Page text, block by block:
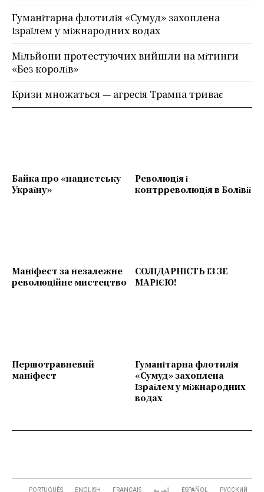
Байка про «нацистську
Україну»
Революція і
контрреволюція в Болівії
Маніфест за незалежне
революційне мистецтво
СОЛІДАРНІСТЬ ІЗ ЗЕ
МАРІЄЮ!
Першотравневий
маніфест
Гуманітарна флотилія
«Сумуд» захоплена
Ізраїлем у міжнародних
водах
Гуманітарна флотилія «Сумуд» захоплена
Ізраїлем у міжнародних водах
Мільйони протестуючих вийшли на мітинги
«Без королів»
Кризи множаться — агресія Трампа триває
PORTUGUÊS ENGLISH FRANÇAIS العربية ESPAÑOL РУССКИЙ